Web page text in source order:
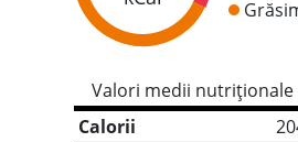
Valori medii
Calorii